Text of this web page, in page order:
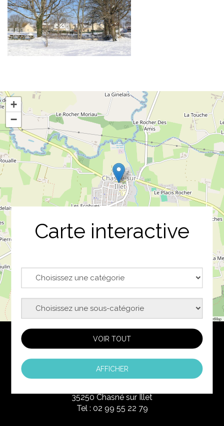
Carte interactive
VOIR TOUT
AFFICHER
+
−
Leaflet|©OpenStreetMap
Coordonnées
35250 Chasné sur Illet
Tel : 02 99 55 22 79